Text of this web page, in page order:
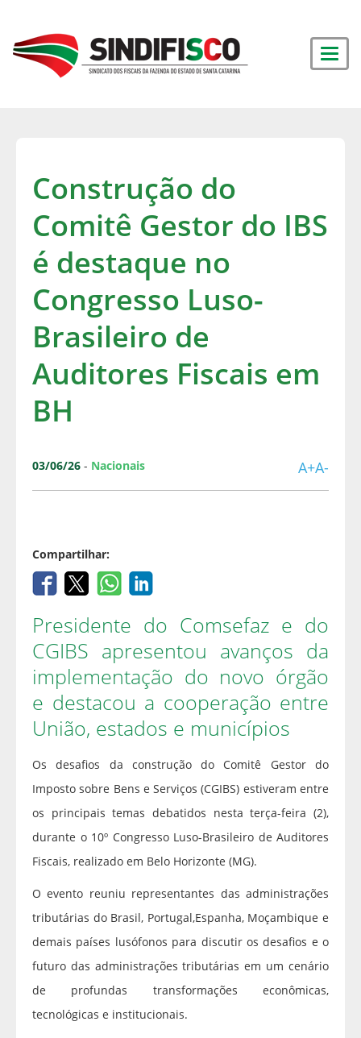
Construção do
Comitê Gestor do IBS
é destaque no
Congresso Luso-
Brasileiro de
Auditores Fiscais em
BH
03/06/26 - Nacionais A+A-
Compartilhar:
Presidente do Comsefaz e do
CGIBS apresentou avanços da
implementação do novo órgão
e destacou a cooperação entre
União, estados e municípios
Os desafios da construção do Comitê Gestor do
Imposto sobre Bens e Serviços (CGIBS) estiveram entre
os principais temas debatidos nesta terça-feira (2),
durante o 10º Congresso Luso-Brasileiro de Auditores
Fiscais, realizado em Belo Horizonte (MG).
O evento reuniu representantes das administrações
tributárias do Brasil, Portugal,Espanha, Moçambique e
demais países lusófonos para discutir os desafios e o
futuro das administrações tributárias em um cenário
de profundas transformações econômicas,
tecnológicas e institucionais.